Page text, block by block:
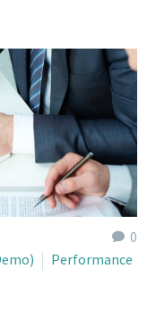
0
Performance